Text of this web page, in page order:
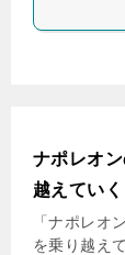
ナポレオ
越えてい
「ナポレオ
を乗り越え